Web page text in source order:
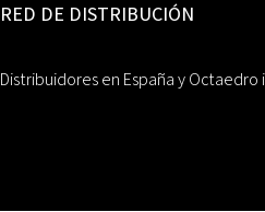
RED DE DISTRIBUCIÓN
Distribuidores en España y